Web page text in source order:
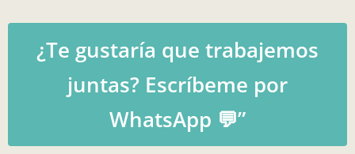
¿Te gustaría que trabajemos
juntas? Escríbeme por
WhatsApp 💬”